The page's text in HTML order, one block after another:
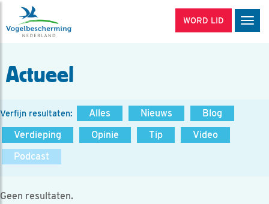
WORD LID
Actueel
Verfijn resultaten: Alles Nieuws
Blog
Verdieping
Opinie Tip
Video
Podcast
Geen resultaten.